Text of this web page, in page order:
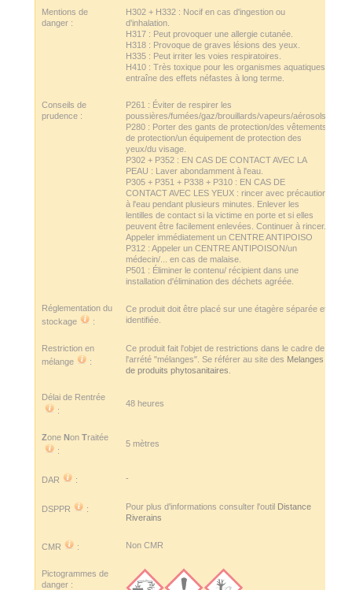
Mentions de
danger :
H302 + H332 : Nocif en cas d'ingestion ou
d'inhalation.
H317 : Peut provoquer une allergie cutanée.
H318 : Provoque de graves lésions des yeux.
H335 : Peut irriter les voies respiratoires.
H410 : Très toxique pour les organismes aquatiques,
entraîne des effets néfastes à long terme.
Conseils de
prudence :
P261 : Éviter de respirer les
poussières/fumées/gaz/brouillards/vapeurs/aérosols.
P280 : Porter des gants de protection/des vêtements
de protection/un équipement de protection des
yeux/du visage.
P302 + P352 : EN CAS DE CONTACT AVEC LA
PEAU : Laver abondamment à l'eau.
P305 + P351 + P338 + P310 : EN CAS DE
CONTACT AVEC LES YEUX : rincer avec précaution
à l'eau pendant plusieurs minutes. Enlever les
lentilles de contact si la victime en porte et si elles
peuvent être facilement enlevées. Continuer à rincer.
Appeler immédiatement un CENTRE ANTIPOISO
P312 : Appeler un CENTRE ANTIPOISON/un
médecin/... en cas de malaise.
P501 : Éliminer le contenu/ récipient dans une
installation d'élimination des déchets agréée.
Réglementation du
stockage
:
Ce produit doit être placé sur une étagère séparée et
identifiée.
Restriction en
mélange
:
Ce produit fait l'objet de restrictions dans le cadre de
l'arrété "mélanges". Se référer au site des Melanges
de produits phytosanitaires
Délai de Rentrée
:
48 heures
Zone Non Traitée
:
5 mètres
DAR : -
DSPPR : Pour plus d'informations consulter l'outil Distance
Riverains
CMR : Non CMR
Pictogrammes de
danger :